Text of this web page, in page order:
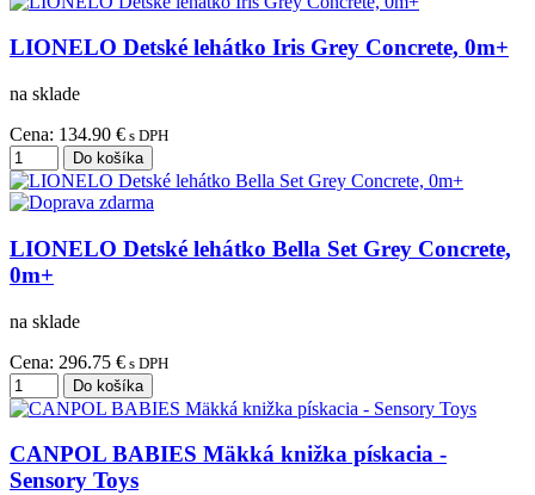
LIONELO Detské lehátko Iris Grey Concrete, 0m+
na sklade
Cena: 134.90 € s DPH
LIONELO Detské lehátko Bella Set Grey Concrete,
0m+
na sklade
Cena: 296.75 € s DPH
CANPOL BABIES Mäkká knižka pískacia -
Sensory Toys